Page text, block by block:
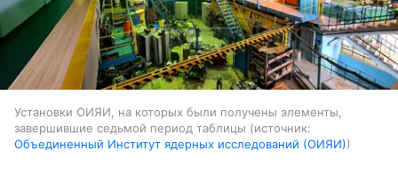
Установки ОИЯИ, на которых были получены элементы,
завершившие седьмой период таблицы
источник:
Объединенный Институт ядерных исследований (ОИЯИ)